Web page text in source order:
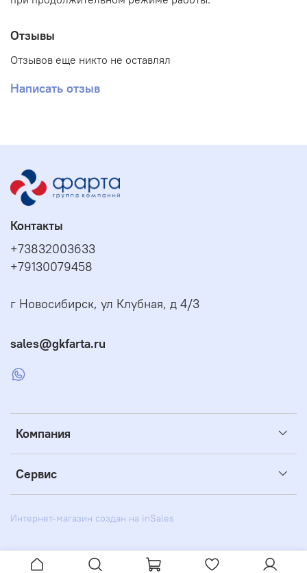
Отзывы
Отзывов еще никто не оставлял
Написать отзыв
Компания
Сервис
Контакты
+73832003633
+79130079458
г Новосибирск, ул Клубная, д 4/3
sales@gkfarta.ru
Интернет-магазин создан на inSales